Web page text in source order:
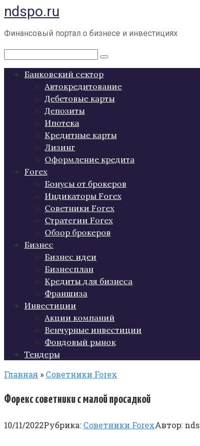
Перейти
к
контенту
ndspo.ru
Финансовый портал о бизнесе и инвестициях
Поиск:
Банковский сектор
Автокредитование
Дебетовые карты
Депозиты
Ипотека
Кредитные карты
Лизинг
Оформление кредита
Forex
Бонусы от брокеров
Индикаторы Forex
Советники Forex
Стратегии Forex
Обзор брокеров
Бизнес
Бизнес идеи
Бизнесплан
Кредиты для бизнеса
Франшиза
Инвестиции
Акции компаний
Венчурные инвестиции
Фондовый рынок
Тендеры
Главная » Советники Forex
Форекс советники с малой просадкой
10/11/2022Рубрика: Советники ForexАвтор: